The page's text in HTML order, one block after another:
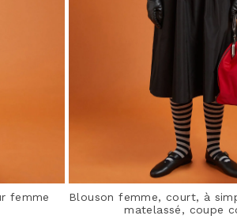
femme
Blouson femme, court, à
matelassé, coupe